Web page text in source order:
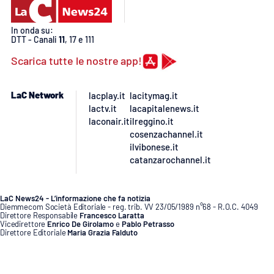
SPECIALI
Buona Sanità Calabria
Storie
In onda su:
DTT - Canali 11, 17 e 111
Scarica tutte le nostre app!
LaC Network
lacplay.it
lactv.it
laconair.it
lacitymag.it
lacapitalenews.it
ilreggino.it
cosenzachannel.it
ilvibonese.it
catanzarochannel.it
LaC News24 - L’informazione che fa notizia
Diemmecom Società Editoriale - reg. trib. VV 23/05/1989 n°68 - R.O.C. 4049
Direttore Responsabile Francesco Laratta
Vicedirettore Enrico De GirolamoePablo Petrasso
Direttore Editoriale Maria Grazia Falduto